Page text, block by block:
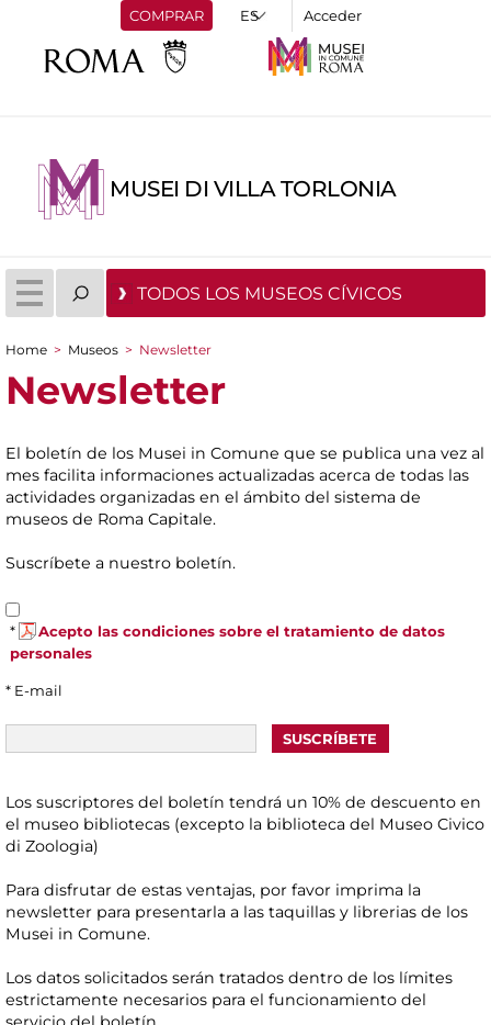
COMPRAR Acceder
MUSEI DI VILLA TORLONIA
TODOS LOS MUSEOS CÍVICOS
You are here
Home > Museos > Newsletter
Newsletter
El boletín de los Musei in Comune que se publica una vez al
mes facilita informaciones actualizadas acerca de todas las
actividades organizadas en el ámbito del sistema de
museos de Roma Capitale.
Suscríbete a nuestro boletín.
*
Acepto las condiciones sobre el tratamiento de datos
personales
* E-mail
Los suscriptores del boletín tendrá un 10% de descuento en
el museo bibliotecas (excepto la biblioteca del Museo Civico
di Zoologia)
Para disfrutar de estas ventajas, por favor imprima la
newsletter para presentarla a las taquillas y librerias de los
Musei in Comune.
Los datos solicitados serán tratados dentro de los límites
estrictamente necesarios para el funcionamiento del